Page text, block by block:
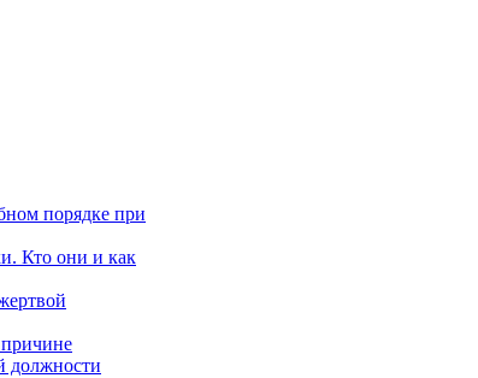
порядке при
Кто они и как
должности